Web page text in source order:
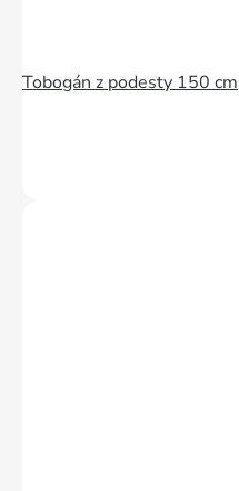
Tobogán z podesty 150 cm